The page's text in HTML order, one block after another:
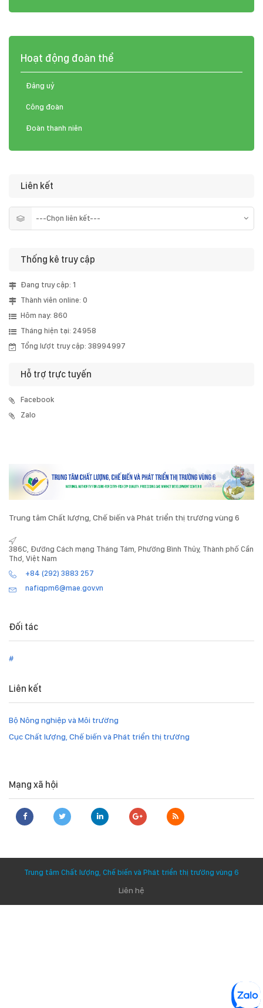
Hoạt động đoàn thể
Đảng uỷ
Công đoàn
Đoàn thanh niên
Liên kết
Thống kê truy cập
Đang truy cập: 1
Thành viên online: 0
Hôm nay: 860
Tháng hiện tại: 24958
Tổng lượt truy cập: 38994997
Hỗ trợ trực tuyến
Facebook
Zalo
Trung tâm Chất lượng, Chế biến và Phát triển thị trường vùng 6
386C, Đường Cách mạng Tháng Tám, Phường Bình Thủy, Thành phố Cần
Thơ, Việt Nam
+84 (292) 3883 257
nafiqpm6@mae.gov.vn
Đối tác
#
Liên kết
Bộ Nông nghiệp và Môi trường
Cục Chất lượng, Chế biến và Phát triển thị trường
Mạng xã hội
Trung tâm Chất lượng, Chế biến và Phát triển thị trường vùng 6
Liên hệ